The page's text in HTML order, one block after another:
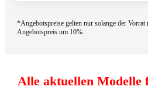
*Angebotspreise gelten nur solange der
Angebotspreis um 10%.
Alle aktuellen Modelle